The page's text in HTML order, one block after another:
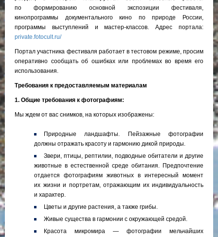
по формированию основной экспозиции фестиваля,
кинопрограммы документального кино по природе России,
программы выступлений и мастер-классов. Адрес портала:
private.fotocult.ru/
Портал участника фестиваля работает в тестовом режиме, просим
оперативно сообщать об ошибках или проблемах во время его
использования.
Требования к предоставляемым материалам
1. Общие требования к фотографиям:
Мы ждем от вас снимков, на которых изображены:
Природные ландшафты. Пейзажные фотографии
должны отражать красоту и гармонию дикой природы.
Звери, птицы, рептилии, подводные обитатели и другие
животные в естественной среде обитания. Предпочтение
отдается фотографиям животных в интересный момент
их жизни и портретам, отражающим их индивидуальность
и характер.
Цветы и другие растения, а также грибы.
Живые существа в гармонии с окружающей средой.
Красота микромира — фотографии мельчайших